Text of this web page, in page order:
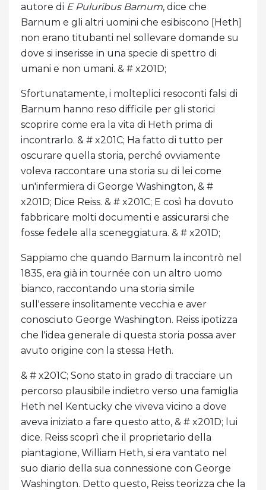
autore di E Puluribus Barnum, dice che
Barnum e gli altri uomini che esibiscono [Heth]
non erano titubanti nel sollevare domande su
dove si inserisse in una specie di spettro di
umani e non umani. & # x201D;
Sfortunatamente, i molteplici resoconti falsi di
Barnum hanno reso difficile per gli storici
scoprire come era la vita di Heth prima di
incontrarlo. & # x201C; Ha fatto di tutto per
oscurare quella storia, perché ovviamente
voleva raccontare una storia su di lei come
un'infermiera di George Washington, & #
x201D; Dice Reiss. & # x201C; E così ha dovuto
fabbricare molti documenti e assicurarsi che
fosse fedele alla sceneggiatura. & # x201D;
Sappiamo che quando Barnum la incontrò nel
1835, era già in tournée con un altro uomo
bianco, raccontando una storia simile
sull'essere insolitamente vecchia e aver
conosciuto George Washington. Reiss ipotizza
che l'idea generale di questa storia possa aver
avuto origine con la stessa Heth.
& # x201C; Sono stato in grado di tracciare un
percorso plausibile indietro verso una famiglia
Heth nel Kentucky che viveva vicino a dove
aveva iniziato a fare questo atto, & # x201D; lui
dice. Reiss scoprì che il proprietario della
piantagione, William Heth, si era vantato nel
suo diario della sua connessione con George
Washington. Detto questo, Reiss teorizza che la